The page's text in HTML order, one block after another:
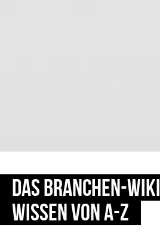
DAS BRANCHEN-WIKI
WISSEN VON A-Z